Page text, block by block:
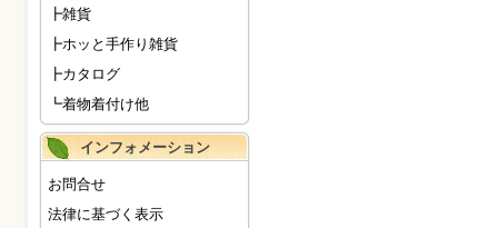
┣雑貨
┣ホッと手作り雑貨
┣カタログ
┗着物着付け他
インフォメーション
お問合せ
法律に基づく表示